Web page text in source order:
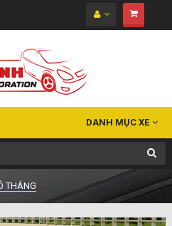
DANH MỤC XE
THÁNG